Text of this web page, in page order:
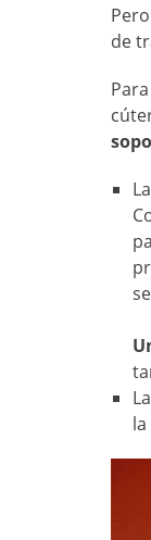
de
La
La